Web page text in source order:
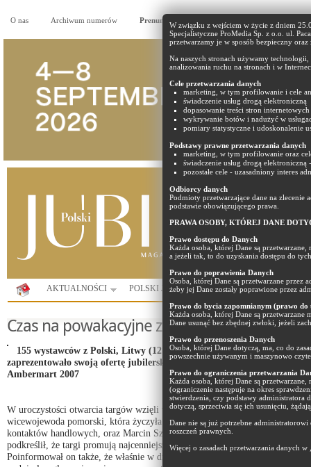
W związku z wejściem w życie z dniem
Specjalistyczne ProMedia Sp. z o.o. ul.
przetwarzamy je w sposób bezpieczny
Na naszych stronach używamy
analizowania ruchu na stronach i w
Cele przetwarzania danych
marketing, w tym profilowanie i cele
świadczenie usług drogą elektroniczną
dopasowanie treści stron
wykrywanie botów i nadużyć w
pomiary statystyczne i udoskonalenie
Podstawy prawne przetwarzania danych
marketing, w tym profilowanie oraz
świadczenie usług drogą elektroniczną
pozostałe cele - uzasadniony interes
Odbiorcy danych
Podmioty przetwarzające dane na
podstawie obowiązującego prawa.
PRAWA OSOBY, KTÓREJ DANE
Prawo dostępu do Danych
Każda osoba, której Dane są
a jeżeli tak, to do uzyskania dostępu do
Prawo do poprawienia Danych
Osoba, której Dane są przetwarzane przez
żeby jej Dane zostały poprawione przez
Prawo do bycia zapomnianym (prawo do
Każda osoba, której Dane są
Dane usunąć bez zbędnej zwłoki, jeżeli
Prawo do przenoszenia Danych
Osoba, której Dane dotyczą, ma, co do
powszechnie używanym i maszynowo
Prawo do ograniczenia przetwarzania
Każda osoba, której Dane są
(ograniczenie następuje na okres
stwierdzenia, czy podstawy administratora
dotyczą, sprzeciwia się ich usunięciu,
Dane nie są już potrzebne
roszczeń prawnych.
Więcej o zasadach przetwarzania danych
O nas Archiwum numerów Prenumerata
AKTUALNOŚCI POLSKI JUBILER PORTAL
Czas na powakacyjne zakupy
155 wystawców z Polski, Litwy (12 firm) oraz z Rumuni i Włoch
zaprezentowało swoją ofertę jubilerską podczas ósmych targów
Ambermart 2007
W uroczystości otwarcia targów wzięli udział m.in. Aleksandra Jankowska,
wicewojewoda pomorski, która życzyła wystawcom wielu udanych
kontaktów handlowych, oraz Marcin Szpak, wiceprezydent Gdańska, który
podkreślił, że targi promują najcenniejszy produkt pomorskiego regionu.
Poinformował on także, że właśnie w dniu otwarcia imprezy władze miasta